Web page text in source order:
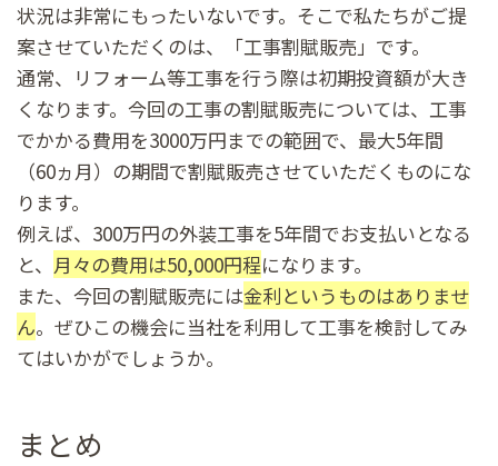
状況は非常にもったいないです。そこで私たちがご提
案させていただくのは、「工事割賦販売」です。
通常、リフォーム等工事を行う際は初期投資額が大き
くなります。今回の工事の割賦販売については、工事
でかかる費用を3000万円までの範囲で、最大5年間
（60ヵ月）の期間で割賦販売させていただくものにな
ります。
例えば、300万円の外装工事を5年間でお支払いとなる
と、 月々の費用は50,000円程になります。
また、今回の割賦販売には金利というものはありませ
ん。ぜひこの機会に当社を利用して工事を検討してみ
てはいかがでしょうか。
まとめ